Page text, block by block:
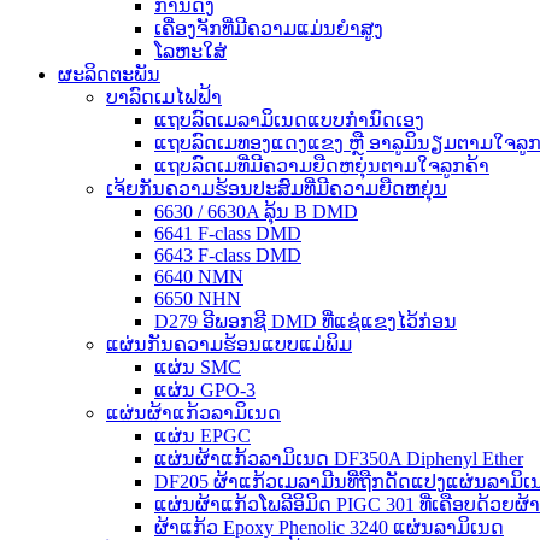
ການດຶງ
ເຄື່ອງຈັກທີ່ມີຄວາມແມ່ນຍໍາສູງ
ໂລຫະໃສ່
ຜະລິດຕະພັນ
ບາລົດເມໄຟຟ້າ
ແຖບລົດເມລາມິເນດແບບກຳນົດເອງ
ແຖບລົດເມທອງແດງແຂງ ຫຼື ອາລູມິນຽມຕາມໃຈລູ
ແຖບລົດເມທີ່ມີຄວາມຍືດຫຍຸ່ນຕາມໃຈລູກຄ້າ
ເຈ້ຍກັນຄວາມຮ້ອນປະສົມທີ່ມີຄວາມຍືດຫຍຸ່ນ
6630 / 6630A ລຸ້ນ B DMD
6641 F-class DMD
6643 F-class DMD
6640 NMN
6650 NHN
D279 ອີພອກຊີ DMD ທີ່ແຊ່ແຂງໄວ້ກ່ອນ
ແຜ່ນກັນຄວາມຮ້ອນແບບແມ່ພິມ
ແຜ່ນ SMC
ແຜ່ນ GPO-3
ແຜ່ນຜ້າແກ້ວລາມິເນດ
ແຜ່ນ EPGC
ແຜ່ນຜ້າແກ້ວລາມິເນດ DF350A Diphenyl Ether
DF205 ຜ້າແກ້ວເມລາມີນທີ່ຖືກດັດແປງແຜ່ນລາມິເ
ແຜ່ນຜ້າແກ້ວໂພລີອິມິດ PIGC 301 ທີ່ເຄືອບດ້ວຍຜ້າ
ຜ້າແກ້ວ Epoxy Phenolic 3240 ແຜ່ນລາມິເນດ